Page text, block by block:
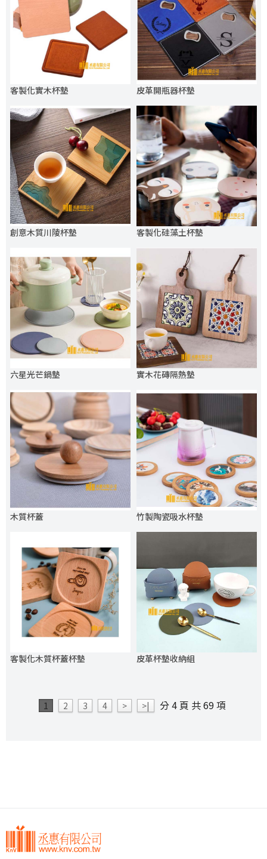
客製化實木杯墊 皮革開瓶器杯墊
創意木質川陵杯墊 客製化硅藻土杯墊
六星光芒鍋墊 實木花磚隔熱墊
木質杯蓋 竹製陶瓷吸水杯墊
客製化木質杯蓋杯墊 皮革杯墊收納組
1 2 3 4 > >| 分 4 頁 共 69 項